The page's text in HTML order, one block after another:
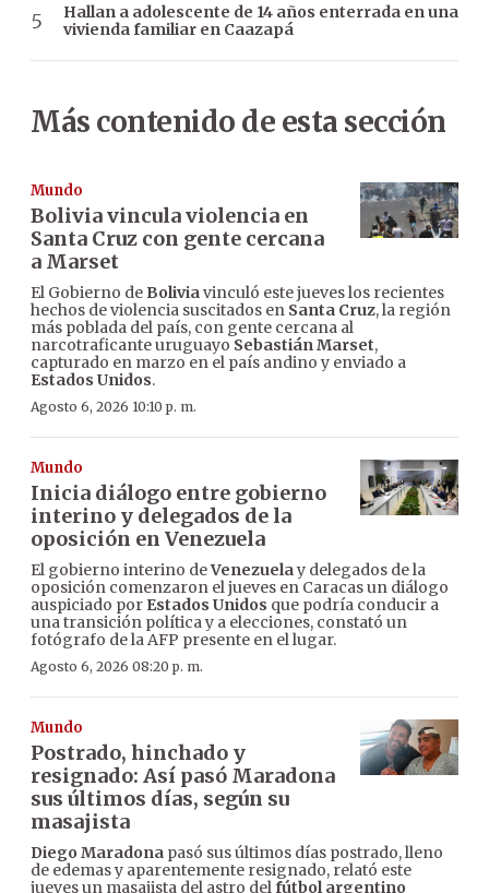
Hallan a adolescente de 14 años enterrada en una
vivienda familiar en Caazapá
Más contenido de esta sección
Mundo
Bolivia vincula violencia en
Santa Cruz con gente cercana
a Marset
El Gobierno de Boliviavinculó este jueves los recientes
hechos de violencia suscitados en Santa Cruz, la región
más poblada del país, con gente cercana al
narcotraficante uruguayo Sebastián Marset,
capturado en marzo en el país andino y enviado a
Estados Unidos.
Agosto 6, 2026 10:10 p. m.
Mundo
Inicia diálogo entre gobierno
interino y delegados de la
oposición en Venezuela
El gobierno interino deVenezuelay delegados de la
oposición comenzaron el jueves en Caracas un diálogo
auspiciado por Estados Unidos que podría conducir a
una transición política y a elecciones, constató un
fotógrafo de la AFP presente en el lugar.
Agosto 6, 2026 08:20 p. m.
Mundo
Postrado, hinchado y
resignado: Así pasó Maradona
sus últimos días, según su
masajista
Diego Maradona pasó sus últimos días postrado, lleno
de edemas y aparentemente resignado, relató este
jueves un masajista del astro delfútbol argentino